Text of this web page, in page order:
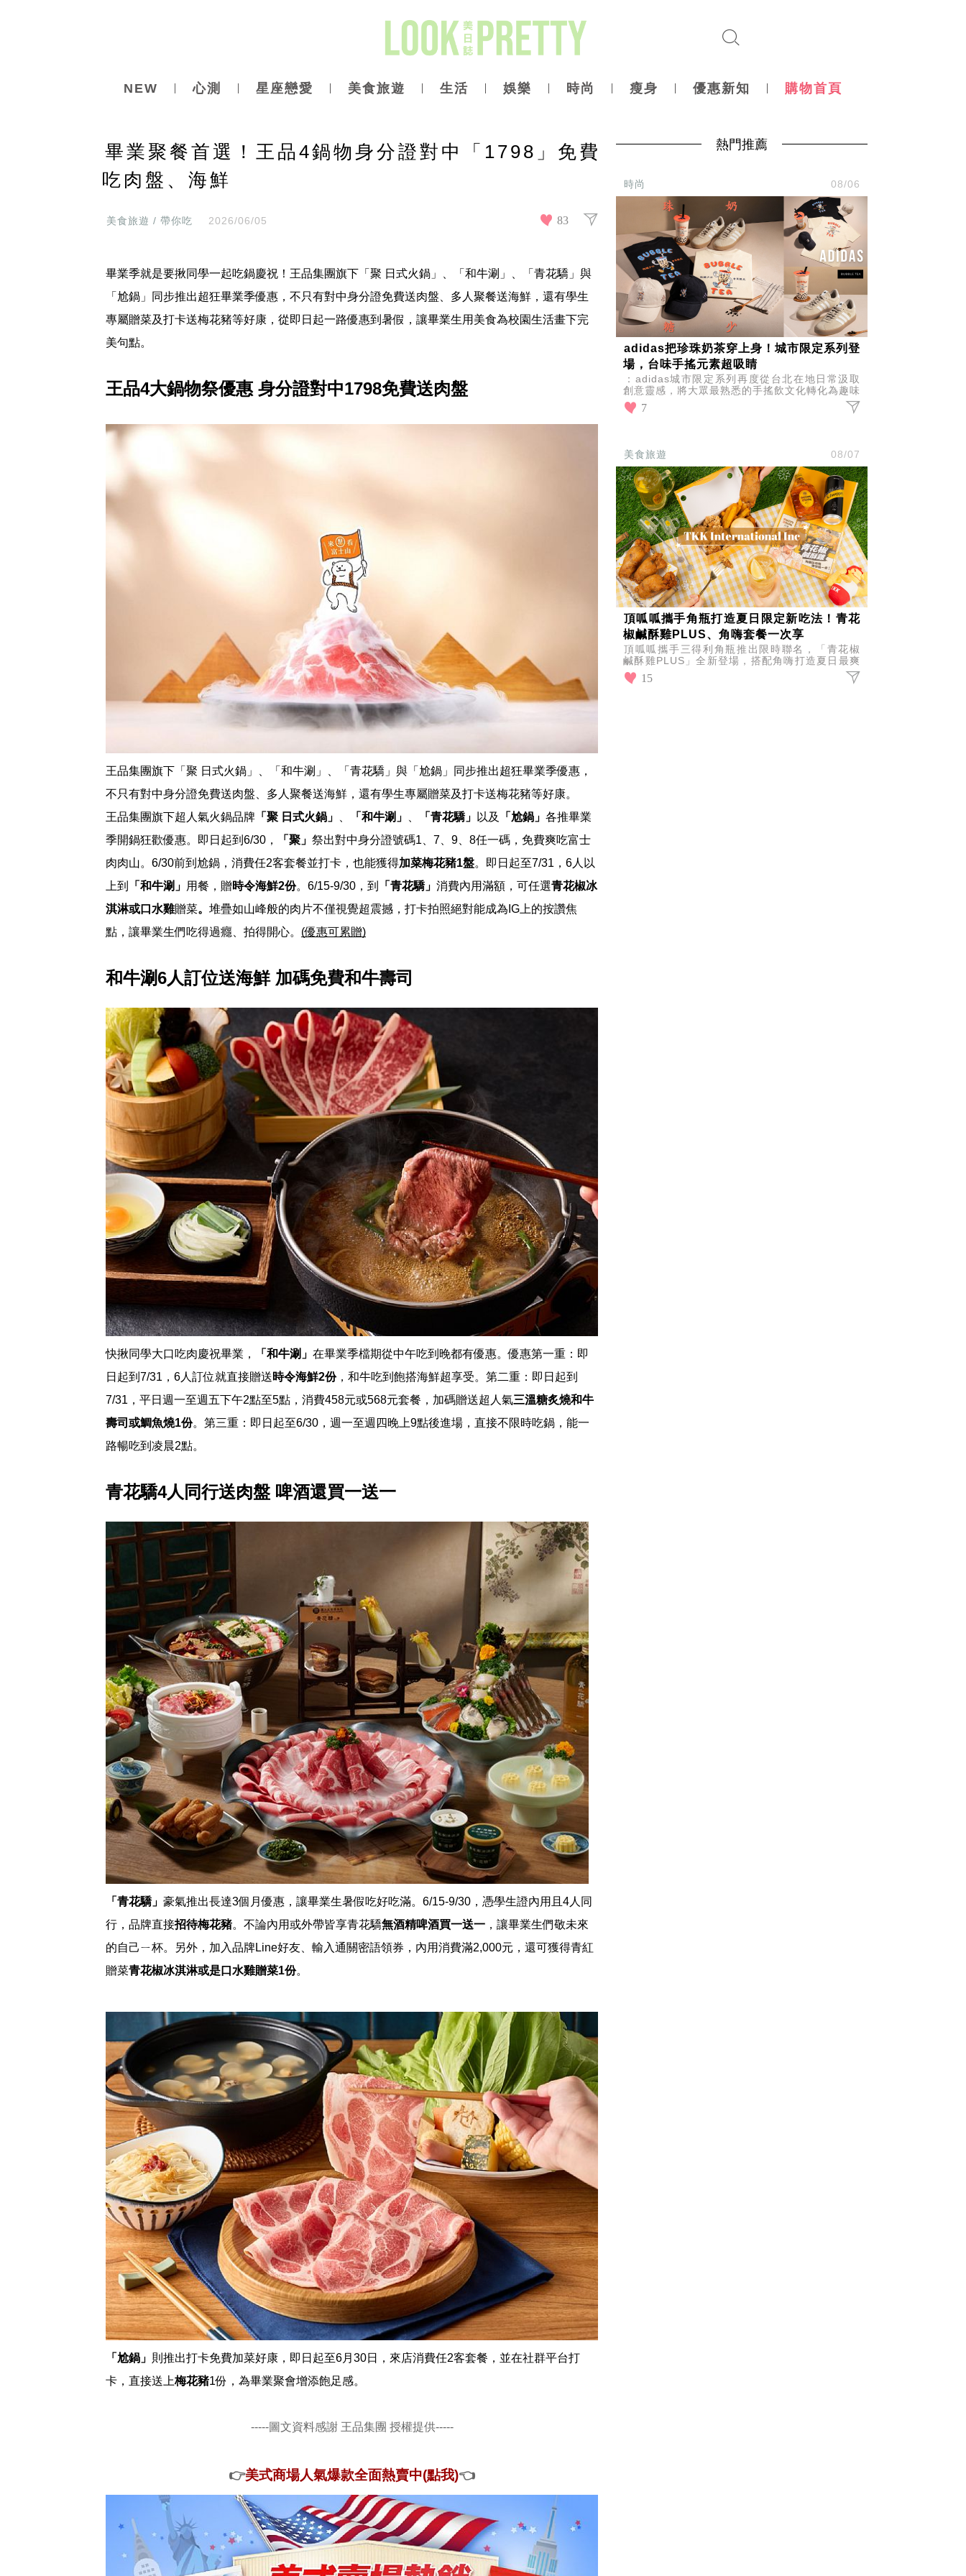
NEW 心測 星座戀愛 美食旅遊 生活 娛樂 時尚 瘦身 優惠新知 購物首頁
畢業聚餐首選！王品4鍋物身分證對中「1798」免費
吃肉盤、海鮮
美食旅遊 / 帶你吃 2026/06/05 83
畢業季就是要揪同學一起吃鍋慶祝！王品集團旗下「聚 日式火鍋」、「和牛涮」、「青花驕」與
「尬鍋」同步推出超狂畢業季優惠，不只有對中身分證免費送肉盤、多人聚餐送海鮮，還有學生
專屬贈菜及打卡送梅花豬等好康，從即日起一路優惠到暑假，讓畢業生用美食為校園生活畫下完
美句點。
王品4大鍋物祭優惠 身分證對中1798免費送肉盤
王品集團旗下「聚 日式火鍋」、「和牛涮」、「青花驕」與「尬鍋」同步推出超狂畢業季優惠，
不只有對中身分證免費送肉盤、多人聚餐送海鮮，還有學生專屬贈菜及打卡送梅花豬等好康。
王品集團旗下超人氣火鍋品牌 「聚 日式火鍋」 、 「和牛涮」 、 「青花驕」 以及 「尬鍋」 各推畢業
季開鍋狂歡優惠。即日起到6/30，
「聚」 祭出對中身分證號碼1、7、9、8任一碼，免費爽吃富士
肉肉山。6/30前到尬鍋，消費任2客套餐並打卡，也能獲得加菜梅花豬1盤。即日起至7/31，6人以
上到
「和牛涮」 用餐，贈時令海鮮2份。6/15-9/30，到 「青花驕」 消費內用滿額，可任選青花椒冰
淇淋或口水雞贈菜。 堆疊如山峰般的肉片不僅視覺超震撼，打卡拍照絕對能成為IG上的按讚焦
點，讓畢業生們吃得過癮、拍得開心。 (優惠可累贈)
和牛涮6人訂位送海鮮 加碼免費和牛壽司
快揪同學大口吃肉慶祝畢業， 「和牛涮」 在畢業季檔期從中午吃到晚都有優惠。優惠第一重：即
日起到7/31，6人訂位就直接贈送時令海鮮2份，和牛吃到飽搭海鮮超享受。第二重：即日起到
7/31，平日週一至週五下午2點至5點，消費458元或568元套餐，加碼贈送超人氣三溫糖炙燒和牛
壽司或鯛魚燒1份。第三重：即日起至6/30，週一至週四晚上9點後進場，直接不限時吃鍋，能一
路暢吃到凌晨2點。
青花驕4人同行送肉盤 啤酒還買一送一
「青花驕」 豪氣推出長達3個月優惠，讓畢業生暑假吃好吃滿。6/15-9/30，憑學生證內用且4人同
行，品牌直接招待梅花豬。不論內用或外帶皆享青花驕無酒精啤酒買一送一 ，讓畢業生們敬未來
的自己ㄧ杯。另外，加入品牌Line好友、輸入通關密語領券，內用消費滿2,000元，還可獲得青紅
贈菜青花椒冰淇淋或是口水雞贈菜1份。
「尬鍋」 則推出打卡免費加菜好康，即日起至6月30日，來店消費任2客套餐，並在社群平台打
卡，直接送上梅花豬1份，為畢業聚會增添飽足感。
-----圖文資料感謝 王品集團 授權提供-----
👉美式商場人氣爆款全面熱賣中(點我)👈
熱門推薦
時尚 08/06
adidas把珍珠奶茶穿上身！城市限定系列登
場，台味手搖元素超吸睛
：adidas城市限定系列再度從台北在地日常汲取
創意靈感，將大眾最熟悉的手搖飲文化轉化為趣味
設計，推出涵蓋鞋款、短袖上衣與帽款的珍珠奶茶
主題系列。
7
美食旅遊 08/07
頂呱呱攜手角瓶打造夏日限定新吃法！青花
椒鹹酥雞PLUS、角嗨套餐一次享
頂呱呱攜手三得利角瓶推出限時聯名，「青花椒
鹹酥雞PLUS」全新登場，搭配角嗨打造夏日最爽
快組合，還有聯名套餐、限定贈品與加購優惠一次
享受。
15